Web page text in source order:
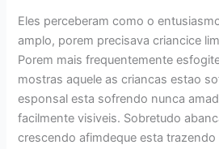
Eles perceberam como o
amplo, porem precisava criancice
Porem mais frequentemente
mostras aquele as criancas estao
esponsal esta sofrendo nunca
facilmente visiveis. Sobretudo
crescendo afimdeque esta